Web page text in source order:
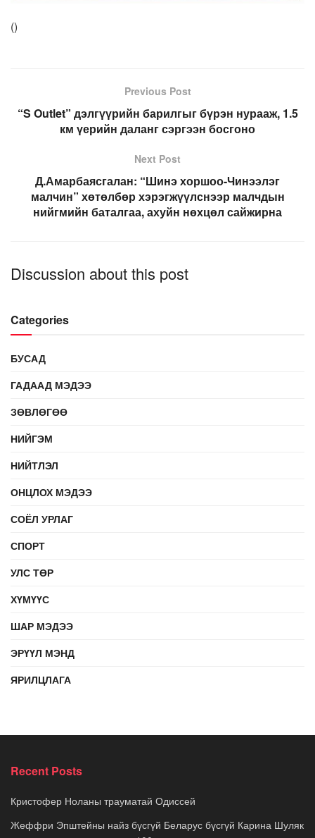
()
Previous Post
“S Outlet” дэлгүүрийн барилгыг бүрэн нурааж, 1.5
км үерийн даланг сэргээн босгоно
Next Post
Д.Амарбаясгалан: “Шинэ хоршоо-Чинээлэг
малчин” хөтөлбөр хэрэгжүүлснээр малчдын
нийгмийн баталгаа, ахуйн нөхцөл сайжирна
Discussion about this post
Categories
БУСАД
ГАДААД МЭДЭЭ
ЗӨВЛӨГӨӨ
НИЙГЭМ
НИЙТЛЭЛ
ОНЦЛОХ МЭДЭЭ
СОЁЛ УРЛАГ
СПОРТ
УЛС ТӨР
ХҮМҮҮС
ШАР МЭДЭЭ
ЭРҮҮЛ МЭНД
ЯРИЛЦЛАГА
Recent Posts
Кристофер Ноланы трауматай Одиссей
Жеффри Эпштейны найз бүсгүй Беларус бүсгүй Карина Шуляк